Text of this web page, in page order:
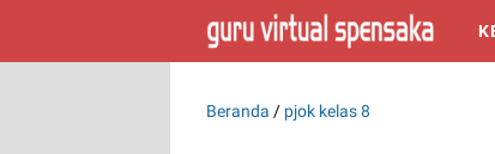
Beranda / pjok kelas 8